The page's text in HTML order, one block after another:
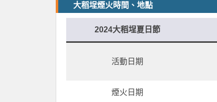
大稻埕煙火時間、地點
2024大稻埕夏日節
活動日期
煙火日期